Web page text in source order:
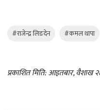
#राजेन्द्र लिङदेन #कमल थापा
प्रकाशित मिति: आइतबार, वैशाख